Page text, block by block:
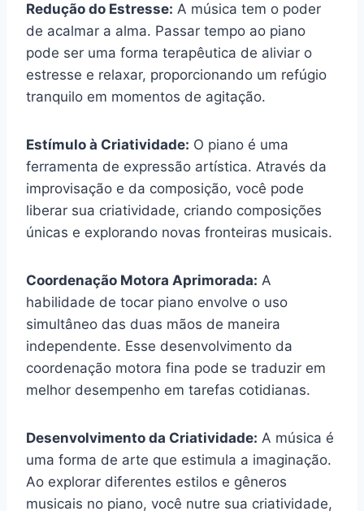
Redução do Estresse: A música tem o poder
de acalmar a alma. Passar tempo ao piano
pode ser uma forma terapêutica de aliviar o
estresse e relaxar, proporcionando um refúgio
tranquilo em momentos de agitação.
Estímulo à Criatividade: O piano é uma
ferramenta de expressão artística. Através da
improvisação e da composição, você pode
liberar sua criatividade, criando composições
únicas e explorando novas fronteiras musicais.
Coordenação Motora Aprimorada: A
habilidade de tocar piano envolve o uso
simultâneo das duas mãos de maneira
independente. Esse desenvolvimento da
coordenação motora fina pode se traduzir em
melhor desempenho em tarefas cotidianas.
Desenvolvimento da Criatividade: A música é
uma forma de arte que estimula a imaginação.
Ao explorar diferentes estilos e gêneros
musicais no piano, você nutre sua criatividade,